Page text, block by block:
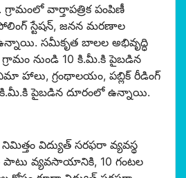
వార్తాపత్రిక పంపిణీ
పోలింగ్ స్టేషన్, జనన మరణాల
సమీకృత బాలల అభివృద్ధి
నుండి 10 కి.మీ.కి పైబడిన
హాలు, గ్రంథాలయం, పబ్లిక్ రీడింగ్
కి.మీ.కి పైబడిన దూరంలో ఉన్నాయి.
విద్యుత్ సరఫరా వ్యవస్థ
పాటు వ్యవసాయానికి, 10 గంటల